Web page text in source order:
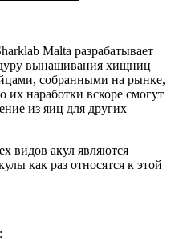
Malta разрабатывает
вынашивания хищниц
собранными на рынке,
их наработки вскоре смогут
из яиц для других
видов акул являются
как раз относятся к этой